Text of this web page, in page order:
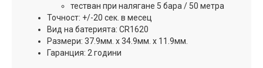
тестван при налягане 5 бара / 50 метра
Точност: +/-20 сек. в месец
Вид на батерията: CR1620
Размери: 37.9мм. x 34.9мм. x 11.9мм.
Гаранция: 2 години